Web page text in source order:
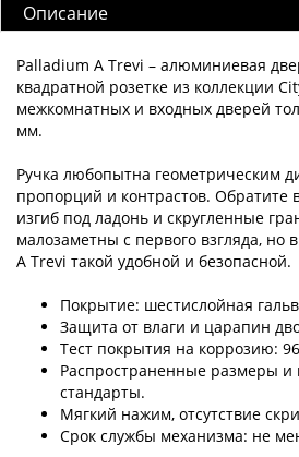
Описание
Palladium A Trevi – алюминиевая
квадратной розетке из коллекции
межкомнатных и входных дверей
мм.
Ручка любопытна геометрическим
пропорций и контрастов. Обратите
изгиб под ладонь и скругленные
малозаметны с первого взгляда, но
A Trevi такой удобной и безопасной.
Покрытие: шестислойная
Защита от влаги и царапин
Тест покрытия на коррозию:
Распространенные размеры и
стандарты.
Мягкий нажим, отсутствие
Срок службы механизма: не